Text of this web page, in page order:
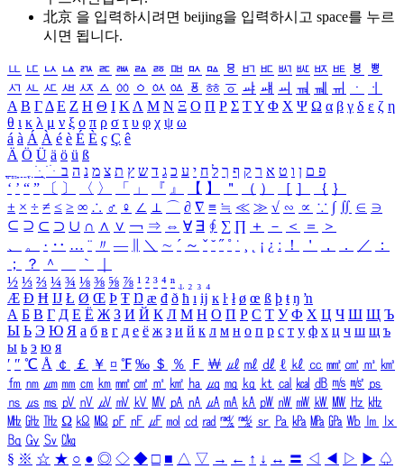
北京 을 입력하시려면 beijing을 입력하시고 space를 누르
시면 됩니다.
ㅥ ㅦ ㅧ ㅨ ㅩ ㅪ ㅫ ㅬ ㅭ ㅮ ㅯ ㅰ ㅱ ㅲ ㅳ ㅴ ㅵ ㅶ ㅷ ㅸ
ㅹ
ㅺ ㅻ ㅼ ㅽ ㅾ ㅿ ㆀ ㆁ ㆂ ㆃ ㆄ ㆅ ㆆ ㆇ ㆈ ㆉ ㆊ ㆋ ㆌ ㆍ
ㆎ
Α Β ΓΔ Ε Ζ Η Θ Ι ΚΛ Μ Ν Ξ Ο Π Ρ Σ ΤΥ Φ Χ Ψ Ω α β γ δ ε ζ η
θ ι κ λ μ ν ξ ο π ρ σ τ υ φ χ ψ ω
á à Á À é è É È ç Ç ê
Ä Ö Ü ä ö ü ß
ִֶֹ ֻּ ׁׂ פ ם ן ו ט א ר ק ף ך ל ח י ע כ ג ד ש ץ ת צ מ נ ה ב
‘ ’ “ ” 〔 〕 〈 〉 「 」 『 』 【 】 ＂ （ ） ［ ］ ｛ ｝
± × ÷ ≠ ≤ ≥ ∞ ∴ ♂ ♀ ∠ ⊥ ⌒ ∂ ∇ ≡ ≒ ≪ ≫ √ ∽ ∝ ∵ ∫ ∬ ∈ ∋
⊆ ⊇ ⊂ ⊃ ∪ ∩ ∧ ∨ ￢ ⇒ ⇔ ∀ ∃ ∮ ∑ ∏ ＋ － ＜ ＝
＞
、
。 · ‥ … ¨ 〃 ― ＼ ∼ ´ ～ ˇ ˘ ˝ ˚ ˙ ¸ ¡ ¿ ː ！ ＇ ， ． ／
：
；
？ ＾ ｀
½ ⅓ ⅔ ¼ ¾ ⅛ ⅜ ⅝ ⅞ ¹ ² ³ ⁴ ⁿ ₁ ₂ ₃ ₄
Æ Ð Ħ Ĳ Ł Ø Œ Þ Ŧ Ŋ æ đ ð ħ ı ĳ ĸ ŀ ł ø œ ß þ ŧ ŋ ŉ
А Б В Г Д Е Ё Ж З И Й К Л М Н О П Р С Т У Ф Х Ц Ч Ш Щ Ъ
Ы Ь Э Ю Я а б в г д е ё ж з и й к л м н о п р с т у ф х ц ч ш щ ъ
ы ь э ю я
′ ″ ℃ Å ￠ ￡ ￥ ¤ ℉ ‰ ＄ ％ Ｆ ￦ ㎕ ㎖ ㎗ ℓ ㎘ ㏄ ㎣ ㎤ ㎥ ㎦
㎙ ㎚ ㎛ ㎜ ㎝ ㎞ ㎟ ㎠ ㎡ ㎢ ㏊ ㎍ ㎎ ㎏ ㏏ ㎈ ㎉ ㏈ ㎧ ㎨ ㎰
㎱ ㎲ ㎳ ㎴ ㎵ ㎶ ㎷ ㎸ ㎹ ㎀ ㎁ ㎂ ㎃ ㎄ ㎺ ㎻ ㎽ ㎾ ㎿ ㎐ ㎑
㎒ ㎓ ㎔ Ω ㏀ ㏁ ㎊ ㎋ ㎌ ㏖ ㏅ ㎭ ㎮ ㎯ ㏛ ㎩ ㎪ ㎫ ㎬ ㏝ ㏐
㏓
㏃ ㏉ ㏜ ㏆
§ ※ ☆ ★ ○ ● ◎ ◇ ◆ □ ■ △ ▽ → ← ↑ ↓ ↔ 〓 ◁ ◀ ▷ ▶ ♤